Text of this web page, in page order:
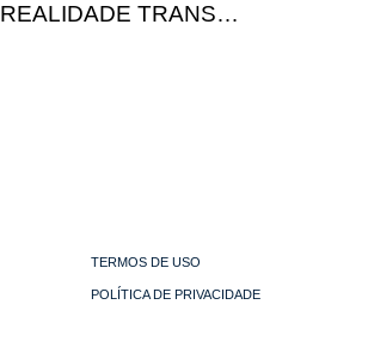
REALIDADE TRANS…
TERMOS DE USO
POLÍTICA DE PRIVACIDADE